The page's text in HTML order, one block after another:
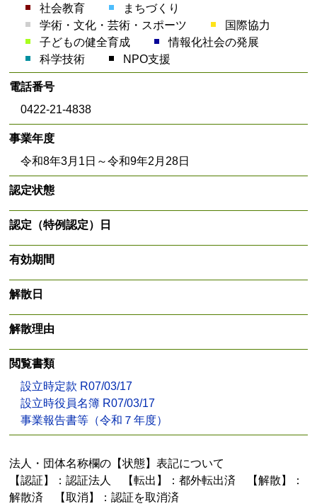
社会教育
まちづくり
学術・文化・芸術・スポーツ
国際協力
子どもの健全育成
情報化社会の発展
科学技術
NPO支援
電話番号
0422-21-4838
事業年度
令和8年3月1日～令和9年2月28日
認定状態
認定（特例認定）日
有効期間
解散日
解散理由
閲覧書類
設立時定款 R07/03/17
設立時役員名簿 R07/03/17
事業報告書等（令和７年度）
法人・団体名称欄の【状態】表記について
【認証】：認証法人 【転出】：都外転出済 【解散】：
解散済 【取消】：認証を取消済